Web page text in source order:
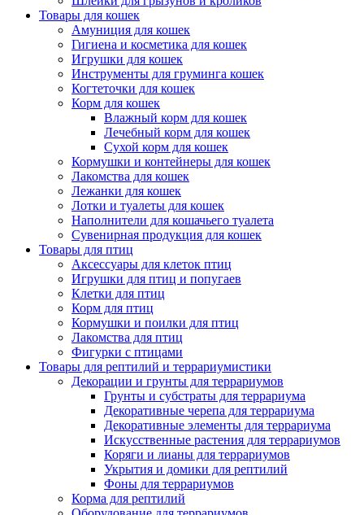
Товары для кошек
Амуниция для кошек
Гигиена и косметика для кошек
Игрушки для кошек
Инструменты для груминга кошек
Когтеточки для кошек
Корм для кошек
Влажный корм для кошек
Лечебный корм для кошек
Сухой корм для кошек
Кормушки и контейнеры для кошек
Лакомства для кошек
Лежанки для кошек
Лотки и туалеты для кошек
Наполнители для кошачьего туалета
Сувенирная продукция для кошек
Товары для птиц
Аксессуары для клеток птиц
Игрушки для птиц и попугаев
Клетки для птиц
Корм для птиц
Кормушки и поилки для птиц
Лакомства для птиц
Фигурки с птицами
Товары для рептилий и террариумистики
Декорации и грунты для террариумов
Грунты и субстраты для террариума
Декоративные черепа для террариума
Декоративные элементы для террариума
Искусственные растения для террариумов
Коряги и лианы для террариумов
Укрытия и домики для рептилий
Фоны для террариумов
Корма для рептилий